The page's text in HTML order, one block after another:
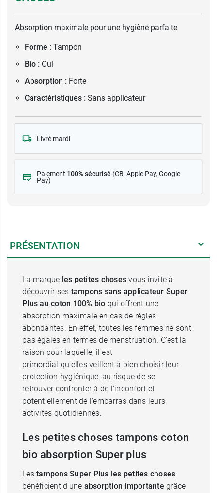
Absorption maximale pour une hygiène parfaite
Forme : Tampon
Bio : Oui
Absorption : Forte
Caractéristiques : Sans applicateur
Livré mardi
Paiement 100% sécurisé (CB, Apple Pay, Google
Pay)
PRÉSENTATION
La marque les petites choses vous invite à
découvrir ses tampons sans applicateur Super
Plus au coton 100% bio qui offrent une
absorption maximale en cas de règles
abondantes. En effet, toutes les femmes ne sont
pas égales en termes de menstruation. C'est la
raison pour laquelle, il est
primordial qu'elles veillent à bien choisir leur
protection hygiénique, au risque de se
retrouver confronter à de l'inconfort et
potentiellement de l'embarras dans leurs
activités quotidiennes.
Les petites choses tampons coton
bio absorption Super plus
Les tampons Super Plus les petites choses
bénéficient d'une absorption importante grâce